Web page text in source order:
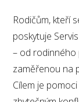
Rodičům, kteří
poskytuje
– od rodinného
zaměřenou na
Cílem je